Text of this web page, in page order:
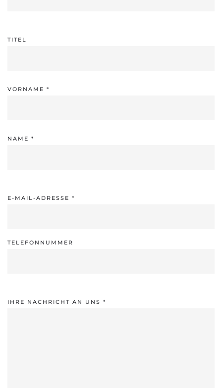
TITEL
VORNAME *
NAME *
E-MAIL-ADRESSE *
TELEFONNUMMER
IHRE NACHRICHT AN UNS *